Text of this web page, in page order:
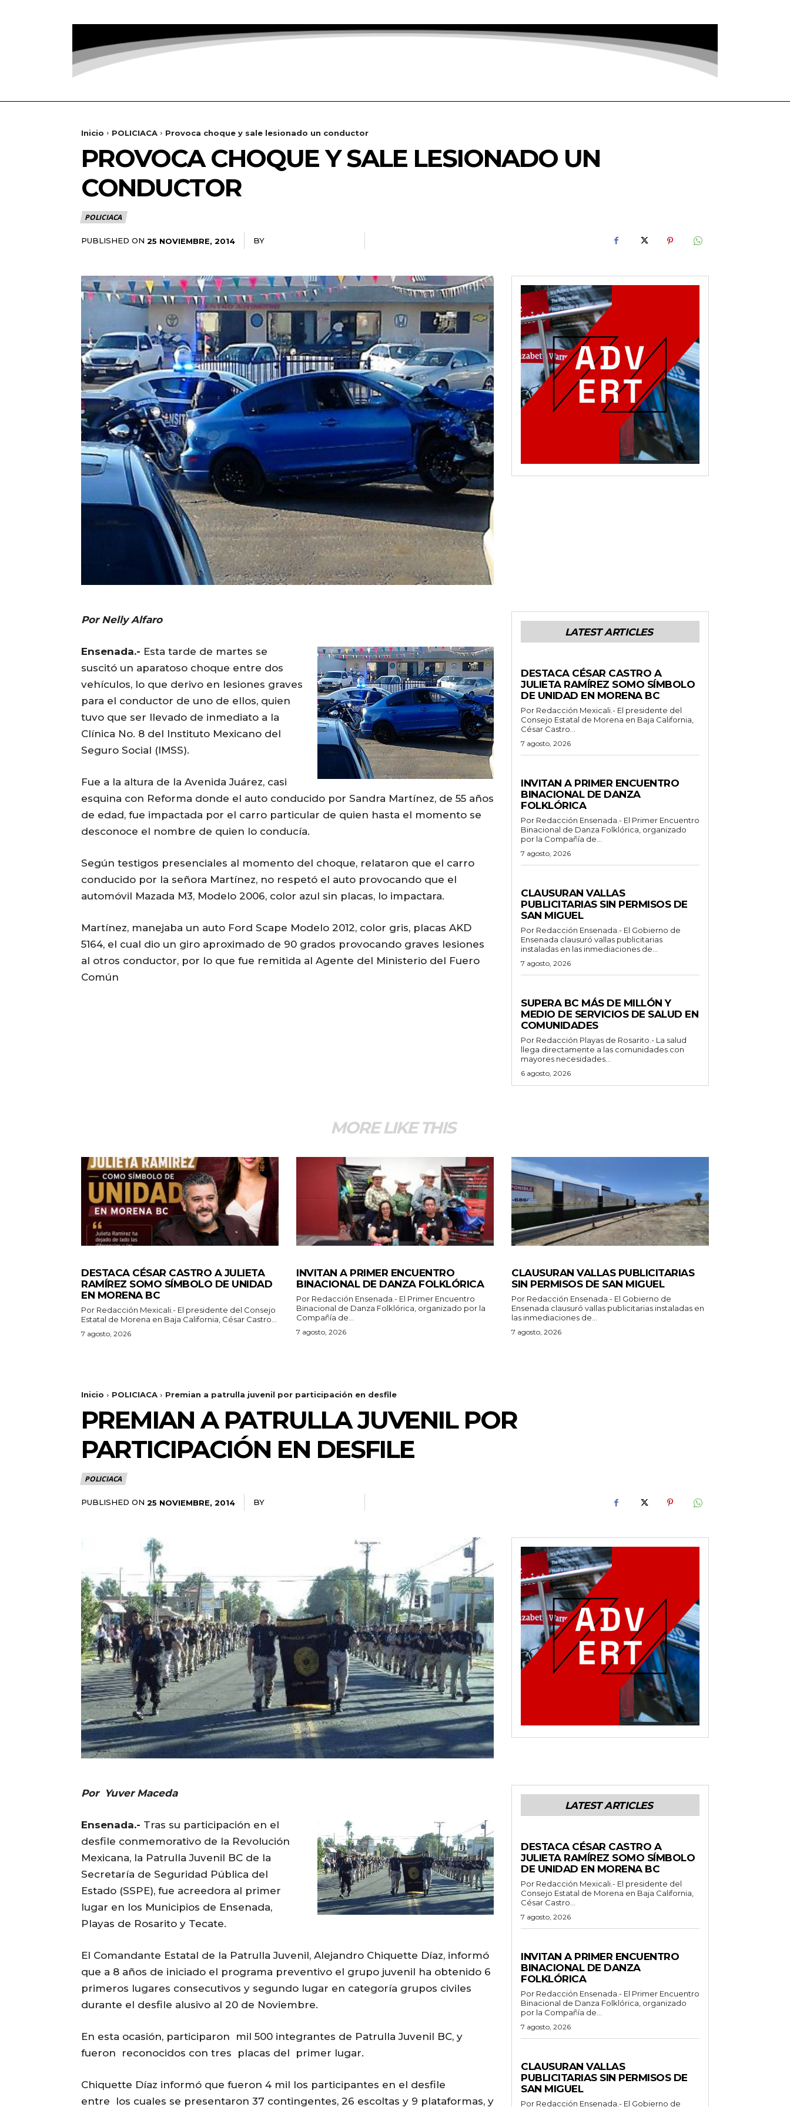
Inicio POLICIACA Provoca choque y sale lesionado un conductor
PROVOCA CHOQUE Y SALE LESIONADO UN
CONDUCTOR
POLICIACA
PUBLISHED ON 25 NOVIEMBRE, 2014 BY
Por Nelly Alfaro
Ensenada.- Esta tarde de martes se
suscitó un aparatoso choque entre dos
vehículos, lo que derivo en lesiones graves
para el conductor de uno de ellos, quien
tuvo que ser llevado de inmediato a la
Clínica No. 8 del Instituto Mexicano del
Seguro Social (IMSS).
Fue a la altura de la Avenida Juárez, casi
esquina con Reforma donde el auto conducido por Sandra Martínez, de 55 años
de edad, fue impactada por el carro particular de quien hasta el momento se
desconoce el nombre de quien lo conducía.
Según testigos presenciales al momento del choque, relataron que el carro
conducido por la señora Martínez, no respetó el auto provocando que el
automóvil Mazada M3, Modelo 2006, color azul sin placas, lo impactara.
Martínez, manejaba un auto Ford Scape Modelo 2012, color gris, placas AKD
5164, el cual dio un giro aproximado de 90 grados provocando graves lesiones
al otros conductor, por lo que fue remitida al Agente del Ministerio del Fuero
Común
LATEST ARTICLES
DESTACA CÉSAR CASTRO A
JULIETA RAMÍREZ SOMO SÍMBOLO
DE UNIDAD EN MORENA BC
Por Redacción Mexicali.- El presidente del
Consejo Estatal de Morena en Baja California,
César Castro...
7 agosto, 2026
INVITAN A PRIMER ENCUENTRO
BINACIONAL DE DANZA
FOLKLÓRICA
Por Redacción Ensenada.- El Primer Encuentro
Binacional de Danza Folklórica, organizado
por la Compañía de...
7 agosto, 2026
CLAUSURAN VALLAS
PUBLICITARIAS SIN PERMISOS DE
SAN MIGUEL
Por Redacción Ensenada.- El Gobierno de
Ensenada clausuró vallas publicitarias
instaladas en las inmediaciones de...
7 agosto, 2026
SUPERA BC MÁS DE MILLÓN Y
MEDIO DE SERVICIOS DE SALUD EN
COMUNIDADES
Por Redacción Playas de Rosarito.- La salud
llega directamente a las comunidades con
mayores necesidades...
6 agosto, 2026
MORE LIKE THIS
DESTACA CÉSAR CASTRO A JULIETA
RAMÍREZ SOMO SÍMBOLO DE UNIDAD
EN MORENA BC
Por Redacción Mexicali.- El presidente del Consejo
Estatal de Morena en Baja California, César Castro...
7 agosto, 2026
INVITAN A PRIMER ENCUENTRO
BINACIONAL DE DANZA FOLKLÓRICA
Por Redacción Ensenada.- El Primer Encuentro
Binacional de Danza Folklórica, organizado por la
Compañía de...
7 agosto, 2026
CLAUSURAN VALLAS PUBLICITARIAS
SIN PERMISOS DE SAN MIGUEL
Por Redacción Ensenada.- El Gobierno de
Ensenada clausuró vallas publicitarias instaladas en
las inmediaciones de...
7 agosto, 2026